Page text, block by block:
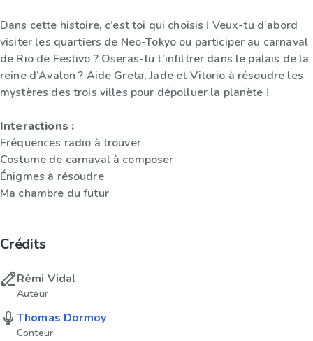
Dans cette histoire, c’est toi qui choisis ! Veux-tu d’abord
visiter les quartiers de Neo-Tokyo ou participer au carnaval
de Rio de Festivo ? Oseras-tu t’infiltrer dans le palais de la
reine d’Avalon ? Aide Greta, Jade et Vitorio à résoudre les
mystères des trois villes pour dépolluer la planète !
Interactions :
Fréquences radio à trouver
Costume de carnaval à composer
Énigmes à résoudre
Ma chambre du futur
Crédits
Rémi Vidal
Auteur
Thomas Dormoy
Conteur